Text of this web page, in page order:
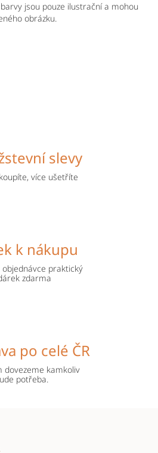
slevy
více ušetříte
k nákupu
objednávce praktický
zdarma
po celé ČR
dovezeme kamkoliv
potřeba.
jsou pouze ilustrační a mohou
obrázku.